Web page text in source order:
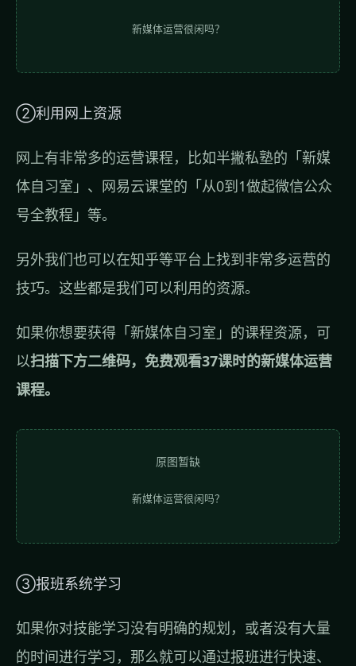
新媒体运营很闲吗？
②利用网上资源
网上有非常多的运营课程，比如半撇私塾的「新媒
体自习室」、网易云课堂的「从0到1做起微信公众
号全教程」等。
另外我们也可以在知乎等平台上找到非常多运营的
技巧。这些都是我们可以利用的资源。
如果你想要获得「新媒体自习室」的课程资源，可
以扫描下方二维码，免费观看37课时的新媒体运营
课程。
原图暂缺
新媒体运营很闲吗？
③报班系统学习
如果你对技能学习没有明确的规划，或者没有大量
的时间进行学习，那么就可以通过报班进行快速、